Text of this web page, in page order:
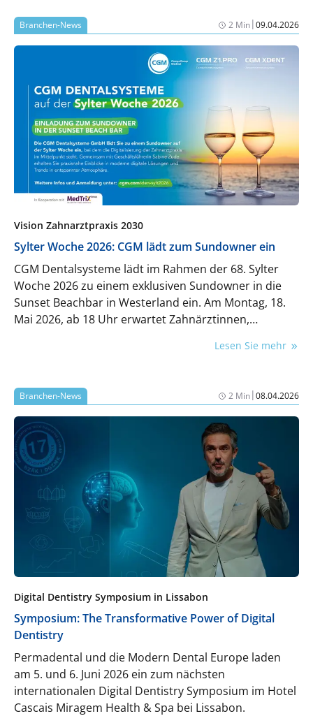
Öffnungsstunde Ihrer Praxis mindestens
erwirtschaftet werden muss, damit am
Monatsende wirklich etwas übrigbleibt? Falls Sie
jetzt kurz (oder vielleicht sogar länger) überlegen
müssen: Herzlich willkommen im Club. Sie sind in
sehr guter Gesellschaft.
Branchen-News 2 Min|09.04.2026
Vision Zahnarztpraxis 2030
Sylter Woche 2026: CGM lädt zum Sundowner ein
CGM Dentalsysteme lädt im Rahmen der 68. Sylter
Woche 2026 zu einem exklusiven Sundowner in die
Sunset Beachbar in Westerland ein. Am Montag, 18.
Mai 2026, ab 18 Uhr erwartet Zahnärztinnen,
Lesen Sie mehr
Branchen-News 2 Min|08.04.2026
Digital Dentistry Symposium in Lissabon
Symposium: The Transformative Power of Digital
Dentistry
Permadental und die Modern Dental Europe laden
am 5. und 6. Juni 2026 ein zum nächsten
internationalen Digital Dentistry Symposium im Hotel
Cascais Miragem Health & Spa bei Lissabon.